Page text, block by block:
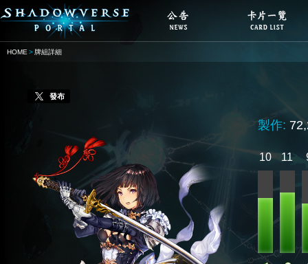
HOME 牌組詳細
發布
製作:
10 11